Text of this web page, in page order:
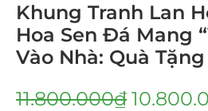
Khung Tranh Lan
Hoa Sen Đá Mang
Vào Nhà: Quà
11.800.000₫